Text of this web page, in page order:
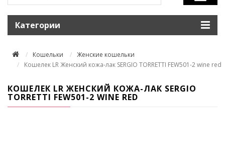
Категории
Кошельки
Женские кошельки
Кошелек LR Женский кожа-лак SERGIO TORRETTI FEW501-2 wine red
КОШЕЛЕК LR ЖЕНСКИЙ КОЖА-ЛАК SERGIO
TORRETTI FEW501-2 WINE RED